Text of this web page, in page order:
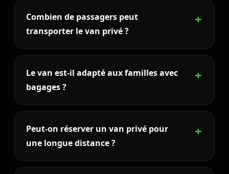
Combien de passagers peut
transporter le van privé ?
Le van Mercedes peut accueillir jusqu’à 7
passagers selon la configuration, avec un espace
adapté aux bagages.
Le van est-il adapté aux familles avec
bagages ?
Oui. C’est la solution recommandée pour les
familles, les enfants, les valises et les trajets vers
Peut-on réserver un van privé pour
une longue distance ?
Oui. Rennes VTC assure les trajets longue distance